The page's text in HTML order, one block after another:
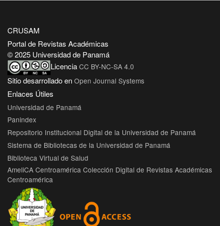
CRUSAM
Portal de Revistas Académicas
© 2025 Universidad de Panamá
Licencia CC BY-NC-SA 4.0
Sitio desarrollado en Open Journal Systems
Enlaces Útiles
Universidad de Panamá
Panindex
Repositorio Institucional Digital de la Universidad de Panamá
Sistema de Bibliotecas de la Universidad de Panamá
Biblioteca Virtual de Salud
AmeliCA Centroamérica Colección Digital de Revistas Académicas
Centroamérica